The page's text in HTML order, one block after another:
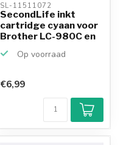
SL-11511072
SecondLife inkt
cartridge cyaan voor
Brother LC-980C en
Op voorraad
€6,99